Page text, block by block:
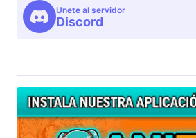
Unete al servidor
Discord